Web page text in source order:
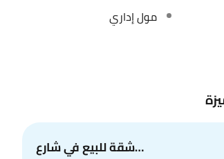
مول إداري
شقة للبيع في شارع…